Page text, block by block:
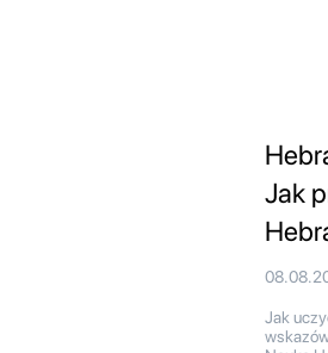
Jak
Jak